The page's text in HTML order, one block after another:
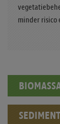
minder risico
SEDIMENT